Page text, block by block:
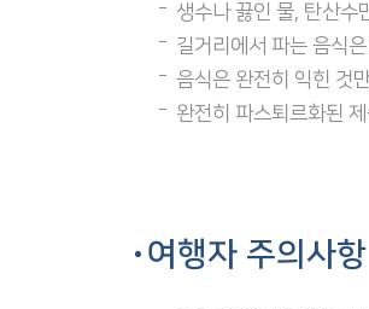
생수나 끓인 물, 탄산수
길거리에서 파는 음식
음식은 완전히 익힌 것
완전히 파스퇴르화된
여행자 주의사항